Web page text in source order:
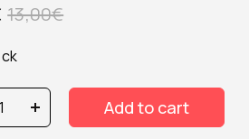
13,00€
Add to cart